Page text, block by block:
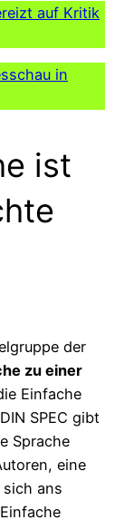
auf Kritik
in
ist
der
zu einer
Einfache
SPEC gibt
Sprache
eine
ans